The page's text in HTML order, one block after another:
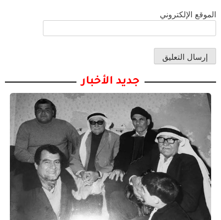
الموقع الإلكتروني
جديد الأخبار